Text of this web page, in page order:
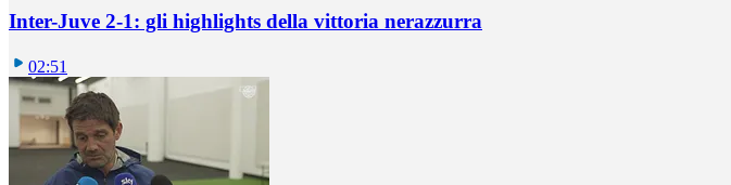
Inter-Juve 2-1: gli highlights della vittoria nerazzurra
02:51